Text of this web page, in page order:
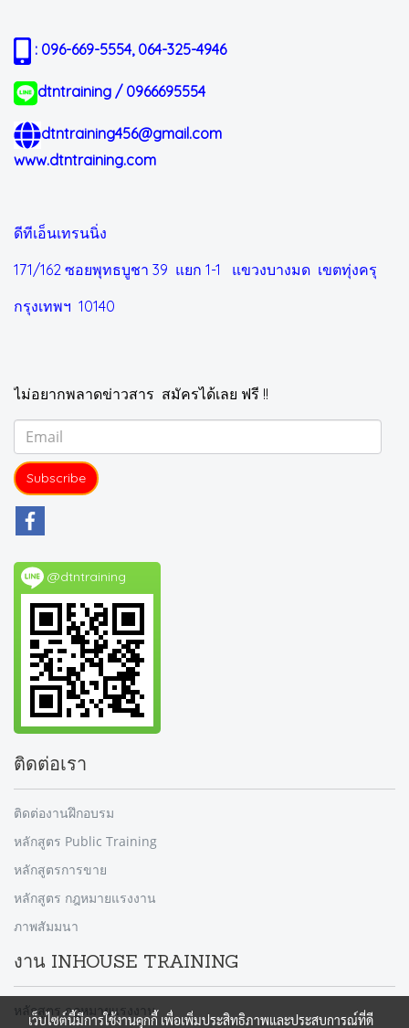
: 096-669-5554, 064-325-4946
dtntraining / 0966695554
dtntraining456@gmail.com
www.dtntraining.com
ดีทีเอ็นเทรนนิ่ง
171/162 ซอยพุทธบูชา 39 แยก 1-1 แขวงบางมด เขตทุ่งครุ
กรุงเทพฯ 10140
ไม่อยากพลาดข่าวสาร สมัครได้เลย ฟรี !!
Subscribe
@dtntraining
ติดต่อเรา
ติดต่องานฝึกอบรม
หลักสูตร Public Training
หลักสูตรการขาย
หลักสูตร กฎหมายแรงงาน
ภาพสัมมนา
งาน INHOUSE TRAINING
หลักสูตร กฎหมายแรงงาน
เว็บไซต์นี้มีการใช้งานคุกกี้ เพื่อเพิ่มประสิทธิภาพและประสบการณ์ที่ดี